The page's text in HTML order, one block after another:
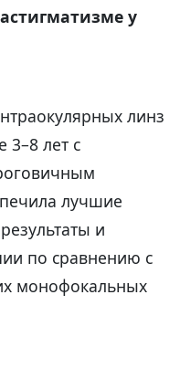
у
линз
3–8 лет с
лучшие
и
по сравнению с
монофокальных